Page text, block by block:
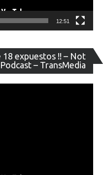
12:51
18 expuestos !! – Not
Podcast – TransMedia
de